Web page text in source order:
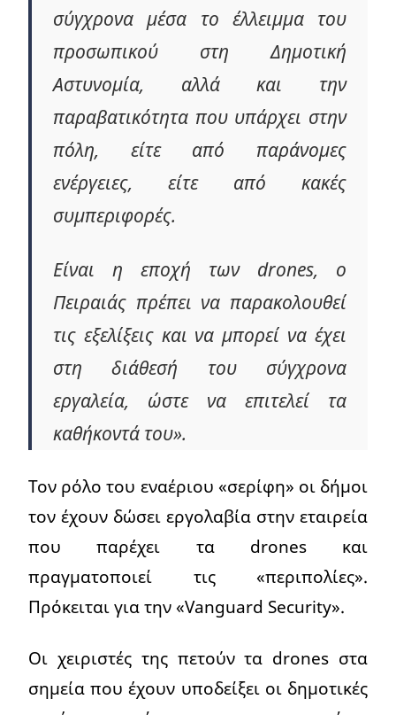
σύγχρονα μέσα το έλλειμμα του
προσωπικού στη Δημοτική
Αστυνομία, αλλά και την
παραβατικότητα που υπάρχει στην
πόλη, είτε από παράνομες
ενέργειες, είτε από κακές
συμπεριφορές.
Είναι η εποχή των drones, ο
Πειραιάς πρέπει να παρακολουθεί
τις εξελίξεις και να μπορεί να έχει
στη διάθεσή του σύγχρονα
εργαλεία, ώστε να επιτελεί τα
καθήκοντά του».
Τον ρόλο του εναέριου «σερίφη» οι δήμοι
τον έχουν δώσει εργολαβία στην εταιρεία
που παρέχει τα drones και
πραγματοποιεί τις «περιπολίες».
Πρόκειται για την «Vanguard Security».
Οι χειριστές της πετούν τα drones στα
σημεία που έχουν υποδείξει οι δημοτικές